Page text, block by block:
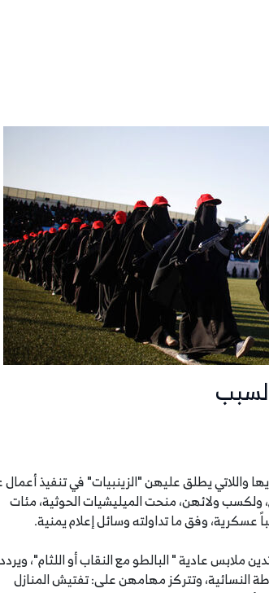
واللاتي يطلق عليهن "الزينبيات" في تنفيذ
ولائهن، منحت الميليشيات الحوثية، مئات
عسكرية، وفق ما تداولته وسائل إعلام يمنية.
ملابس عادية " البالطو مع النقاب أو اللثام"،
النسائية، وتتركز مهامهن على: تفتيش المنازل